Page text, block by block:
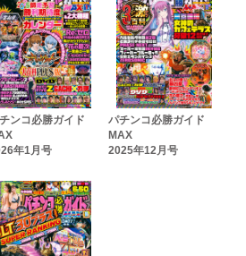
ンコ必勝ガイド
年1月号
パチンコ必勝ガイド
MAX
2025年12月号